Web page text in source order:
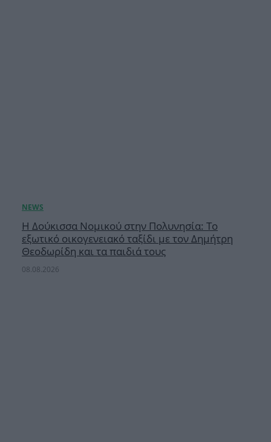
Η Δούκισσα Νομικού στην Πολυνησία: Το
εξωτικό οικογενειακό ταξίδι με τον Δημήτρη
Θεοδωρίδη και τα παιδιά τους
08.08.2026